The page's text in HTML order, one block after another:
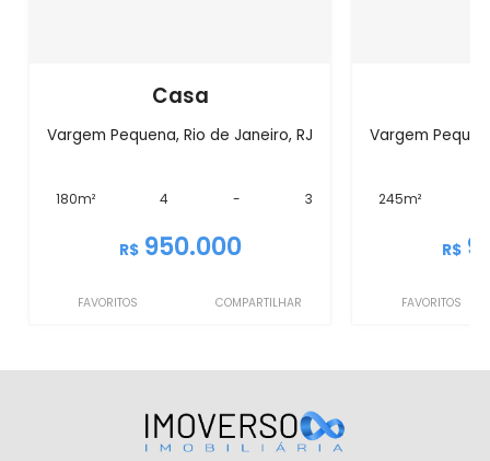
Casa
Vargem Pequena, Rio de Janeiro, RJ
180m² 4 - 3
R$ 950.000
FAVORITOS COMPARTILHAR
Vargem
245m²
R$
FAVORITOS